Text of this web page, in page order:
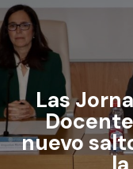
Las
nuevo